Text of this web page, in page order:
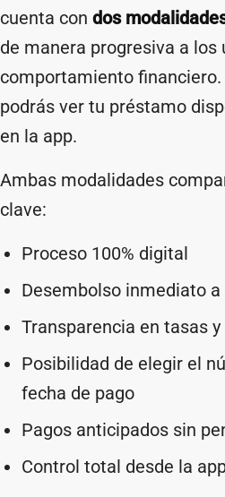
cuenta con dos
de manera progresiva a los
comportamiento financiero.
podrás ver tu préstamo
en la app.
Ambas modalidades
clave:
Proceso 100% digital
Desembolso inmediato
Transparencia en tasas
Posibilidad de elegir el
fecha de pago
Pagos anticipados sin
Control total desde la